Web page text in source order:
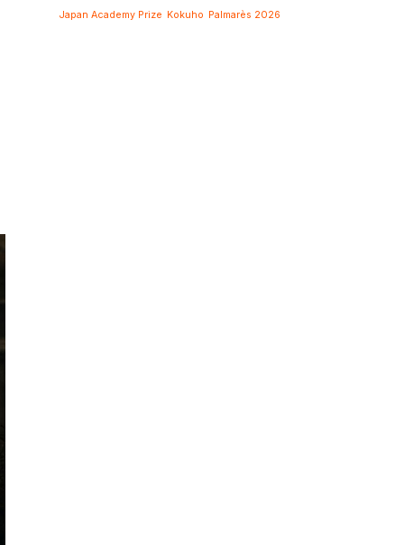
Japan Academy Prize Kokuho Palmarès 2026